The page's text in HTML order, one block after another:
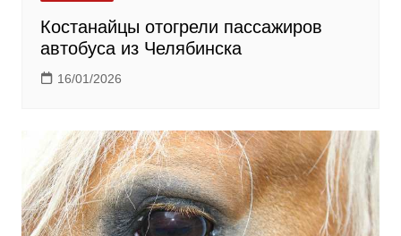
Костанайцы отогрели пассажиров
автобуса из Челябинска
16/01/2026